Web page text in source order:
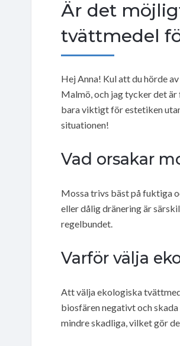
Är det
tvättmedel
Hej Anna! Kul att du hörde
Malmö, och jag tycker det
bara viktigt för estetiken
situationen!
Vad orsakar
Mossa trivs bäst på fuktiga
eller dålig dränering är
regelbundet.
Varför välja
Att välja ekologiska
biosfären negativt och
mindre skadliga, vilket gör